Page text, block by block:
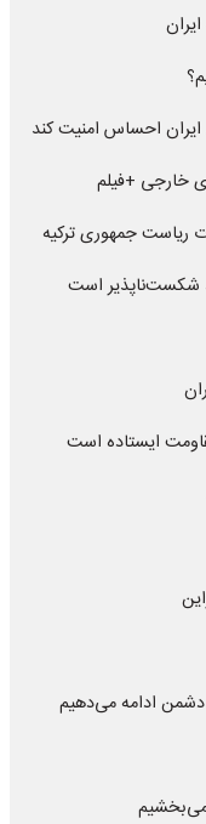
احساس امنیت کند
خارجی +فیلم
ریاست جمهوری ترکیه
شکست‌ناپذیر است
ایستاده است
ادامه می‌دهیم
می‌بخشیم